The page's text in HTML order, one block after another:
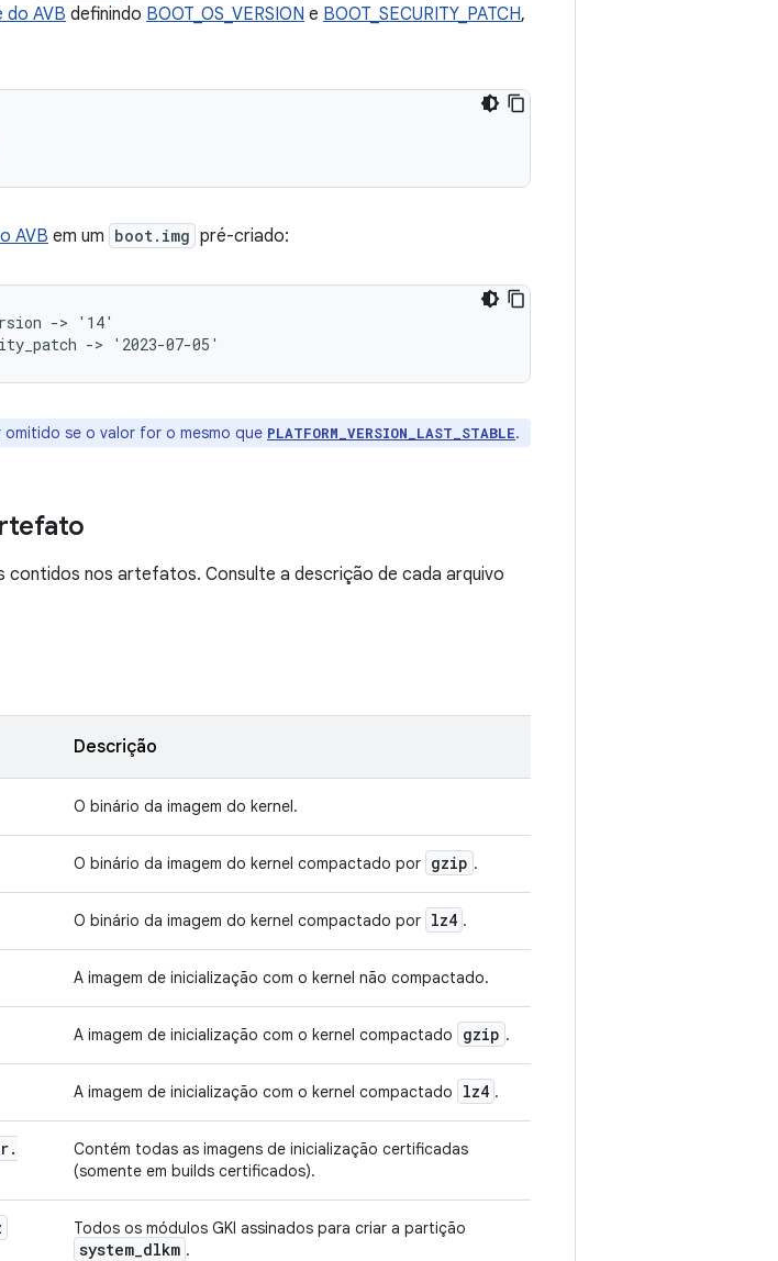
do AVB definindo BOOT_OS_VERSION e BOOT_SECURITY_PATCH,
AVB em um boot.img pré-criado:
-> '14'
omitido se o valor for o mesmo que PLATFORM_VERSION_LAST_STABLE.
contidos nos artefatos. Consulte a descrição de cada arquivo
Descrição
O binário da imagem do kernel.
O binário da imagem do kernel compactado por gzip .
O binário da imagem do kernel compactado por lz4 .
A imagem de inicialização com o kernel não compactado.
A imagem de inicialização com o kernel compactado gzip .
A imagem de inicialização com o kernel compactado lz4 .
.
Contém todas as imagens de inicialização certificadas
(somente em builds certificados).
Todos os módulos GKI assinados para criar a partição
system_dlkm .